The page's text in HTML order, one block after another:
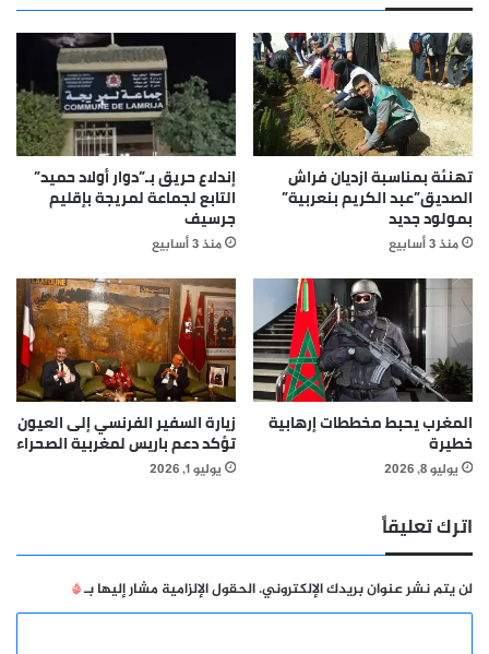
تهنئة بمناسبة ازديان فراش
الصديق”عبد الكريم بنعربية”
بمولود جديد
منذ 3 أسابيع
إندلاع حريق بـ”دوار أولاد حميد”
التابع لجماعة لمريجة بإقليم
جرسيف
منذ 3 أسابيع
المغرب يحبط مخططات إرهابية
خطيرة
يوليو 8, 2026
زيارة السفير الفرنسي إلى العيون
تؤكد دعم باريس لمغربية الصحراء
يوليو 1, 2026
اترك تعليقاً
لن يتم نشر عنوان بريدك الإلكتروني.الحقول الإلزامية مشار إليها بـ*